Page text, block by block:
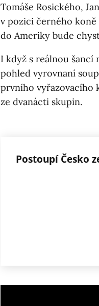
Tomáše Rosického,
v pozici černého koně
do Ameriky bude
I když s reálnou šancí
pohled vyrovnaní
prvního vyřazovacího
ze dvanácti skupin.
Postoupí Česko